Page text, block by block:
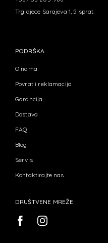
Trg djece Sarajeva 1, 5 sprat.
PODRŠKA
O nama
Povrat i reklamacija
Garancija
Dostava
FAQ
Blog
Servis
Kontaktirajte nas
DRUŠTVENE MREŽE